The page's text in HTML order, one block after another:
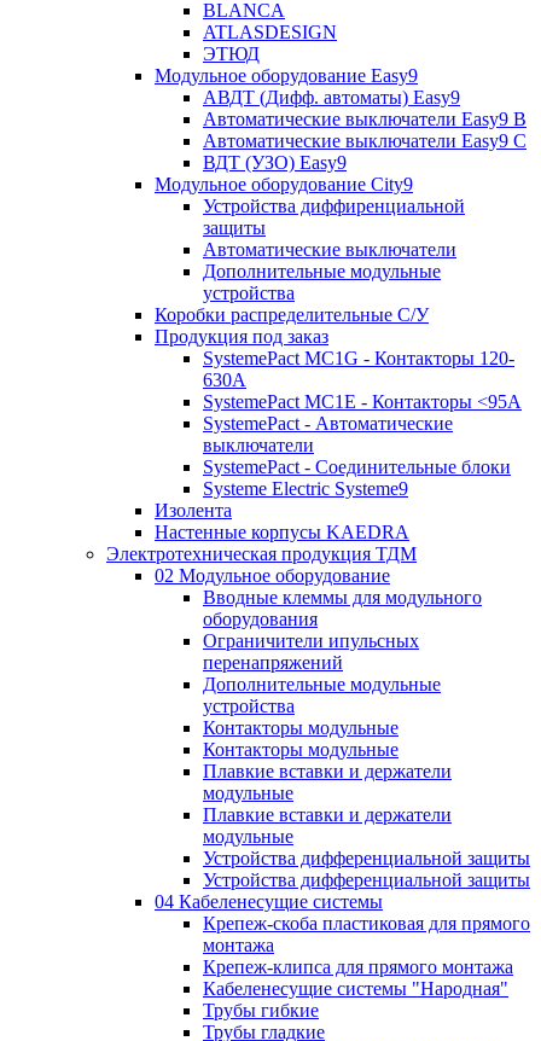
BLANCA
ATLASDESIGN
ЭТЮД
Модульное оборудование Easy9
АВДТ (Дифф. автоматы) Easy9
Автоматические выключатели Easy9 В
Автоматические выключатели Easy9 С
ВДТ (УЗО) Easy9
Модульное оборудование City9
Устройства диффиренциальной
защиты
Автоматические выключатели
Дополнительные модульные
устройства
Коробки распределительные C/У
Продукция под заказ
SystemePact MC1G - Контакторы 120-
630A
SystemePact MC1E - Контакторы <95A
SystemePact - Автоматические
выключатели
SystemePact - Соединительные блоки
Systeme Electric Systeme9
Изолента
Настенные корпусы KAEDRA
Электротехническая продукция ТДМ
02 Модульное оборудование
Вводные клеммы для модульного
оборудования
Ограничители ипульсных
перенапряжений
Дополнительные модульные
устройства
Контакторы модульные
Контакторы модульные
Плавкие вставки и держатели
модульные
Плавкие вставки и держатели
модульные
Устройства дифференциальной защиты
Устройства дифференциальной защиты
04 Кабеленесущие системы
Крепеж-скоба пластиковая для прямого
монтажа
Крепеж-клипса для прямого монтажа
Кабеленесущие системы "Народная"
Трубы гибкие
Трубы гладкие